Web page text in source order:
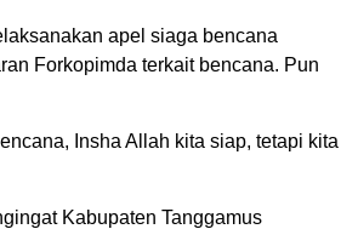
apel siaga bencana
Forkopimda terkait bencana. Pun
Insha Allah kita siap, tetapi kita
Kabupaten Tanggamus